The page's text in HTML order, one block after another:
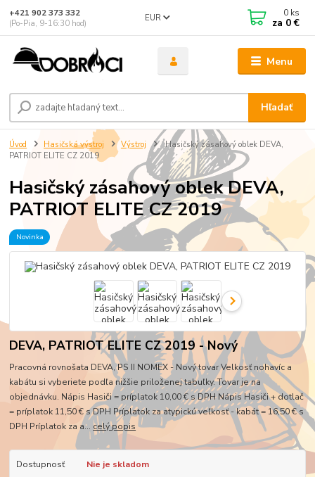
Menu
EUR
Hľadať
+421 902 373 332
(Po-Pia, 9-16:30 hod)
0 ks
za 0 €
Úvod Hasičská výstroj Výstroj
Hasičský zásahový oblek DEVA,
PATRIOT ELITE CZ 2019
Hasičský zásahový oblek DEVA,
PATRIOT ELITE CZ 2019
Novinka
DEVA, PATRIOT ELITE CZ 2019 - Nový
Pracovná rovnošata DEVA, PS II NOMEX - Nový tovar Velkosť nohavíc a
kabátu si vyberiete podľa nižšie priloženej tabuľky. Tovar je na
objednávku. Nápis Hasiči = príplatok 10,00 € s DPH Nápis Hasiči + dotlač
= príplatok 11,50 € s DPH Príplatok za atypickú veľkosť - kabát = 16,50 € s
DPH Príplatok za a... celý popis
Dostupnosť
Nie je skladom